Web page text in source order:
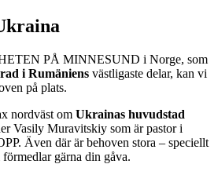
PÅ MINNESUND i Norge, som
i Rumäniens västligaste delar, kan vi
på plats.
nordväst om Ukrainas huvudstad
Vasily Muravitskiy som är pastor i
Även där är behoven stora – speciellt
gärna din gåva.